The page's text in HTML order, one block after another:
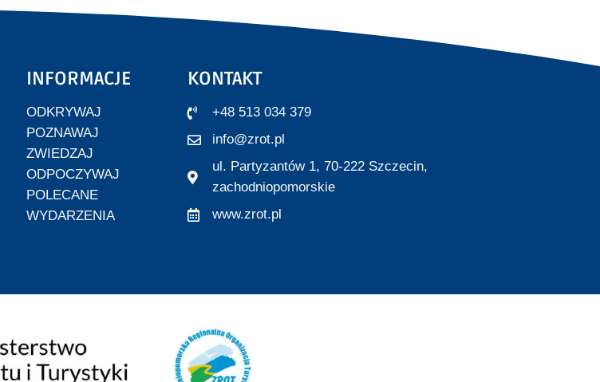
INFORMACJE
ODKRYWAJ
POZNAWAJ
ZWIEDZAJ
ODPOCZYWAJ
POLECANE
WYDARZENIA
KONTAKT
+48 513 034 379
info@zrot.pl
ul. Partyzantów 1, 70-222 Szczecin,
zachodniopomorskie
www.zrot.pl